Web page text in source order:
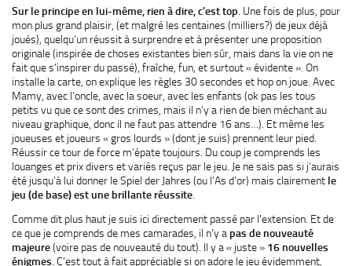
Sur le principe en lui-même, rien à dire, c’est top . Une fois de plus, pour
mon plus grand plaisir, (et malgré les centaines (milliers?) de jeux déjà
joués), quelqu’un réussit à surprendre et à présenter une proposition
originale (inspirée de choses existantes bien sûr, mais dans la vie on ne
fait que s’inspirer du passé), fraîche, fun, et surtout « évidente ». On
installe la carte, on explique les règles 30 secondes et hop on joue. Avec
Mamy, avec l’oncle, avec la soeur, avec les enfants (ok pas les tous
petits vu que ce sont des crimes, mais il n’y a rien de bien méchant au
niveau graphique, donc il ne faut pas attendre 16 ans…). Et même les
joueuses et joueurs « gros lourds » (dont je suis) prennent leur pied.
Réussir ce tour de force m’épate toujours. Du coup je comprends les
louanges et prix divers et variés reçus par le jeu. Je ne sais pas si j’aurais
été jusqu’à lui donner le Spiel der Jahres (ou l’As d’or) mais clairement le
jeu (de base) est une brillante réussite
Comme dit plus haut je suis ici directement passé par l’extension. Et de
ce que je comprends de mes camarades, il n’y a pas de nouveauté
majeure(voire pas de nouveauté du tout). Il y a « juste » 16 nouvelles
énigmes. C’est tout à fait appréciable si on adore le jeu évidemment,